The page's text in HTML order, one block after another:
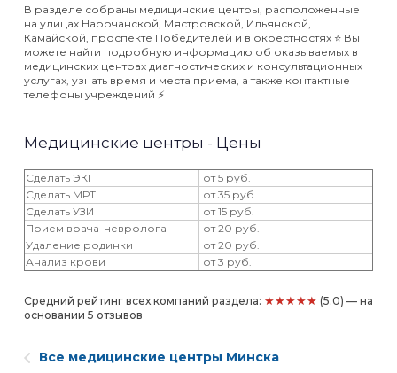
В разделе собраны медицинские центры, расположенные
на улицах Нарочанской, Мястровской, Ильянской,
Камайской, проспекте Победителей и в окрестностях ⭐️ Вы
можете найти подробную информацию об оказываемых в
медицинских центрах диагностических и консультационных
услугах, узнать время и места приема, а также контактные
телефоны учреждений ⚡️
Медицинские центры - Цены
Сделать ЭКГ
от 5 руб.
Сделать МРТ
от 35 руб.
Сделать УЗИ
от 15 руб.
Прием врача-невролога
от 20 руб.
Удаление родинки
от 20 руб.
Анализ крови
от 3 руб.
Средний рейтинг всех компаний раздела: ★★★★★ (5.0) — на
основании 5 отзывов
Все медицинские центры Минска